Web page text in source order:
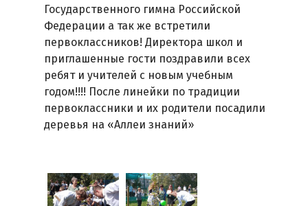
Государственного гимна Российской
Федерации а так же встретили
первоклассников! Директора школ и
приглашенные гости поздравили всех
ребят и учителей с новым учебным
годом!!!! После линейки по традиции
первоклассники и их родители посадили
деревья на «Аллеи знаний»